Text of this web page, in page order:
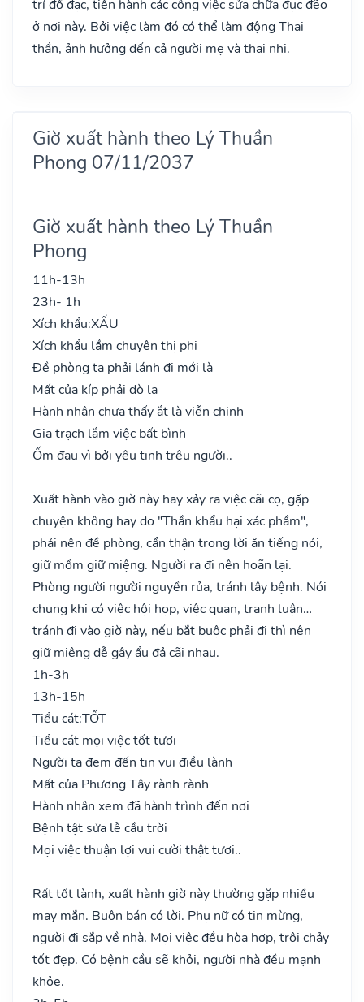
trí đồ đạc, tiến hành các công việc sửa chữa đục đẽo
ở nơi này. Bởi việc làm đó có thể làm động Thai
thần, ảnh hưởng đến cả người mẹ và thai nhi.
Giờ xuất hành theo Lý Thuần
Phong 07/11/2037
Giờ xuất hành theo Lý Thuần
Phong
11h-13h
23h- 1h
Xích khẩu:XẤU
Xích khẩu lắm chuyên thị phi
Đề phòng ta phải lánh đi mới là
Mất của kíp phải dò la
Hành nhân chưa thấy ắt là viễn chinh
Gia trạch lắm việc bất bình
Ốm đau vì bởi yêu tinh trêu người..
Xuất hành vào giờ này hay xảy ra việc cãi cọ, gặp
chuyện không hay do "Thần khẩu hại xác phầm",
phải nên đề phòng, cẩn thận trong lời ăn tiếng nói,
giữ mồm giữ miệng. Người ra đi nên hoãn lại.
Phòng người người nguyền rủa, tránh lây bệnh. Nói
chung khi có việc hội họp, việc quan, tranh luận…
tránh đi vào giờ này, nếu bắt buộc phải đi thì nên
giữ miệng dễ gây ẩu đả cãi nhau.
1h-3h
13h-15h
Tiểu cát:TỐT
Tiểu cát mọi việc tốt tươi
Người ta đem đến tin vui điều lành
Mất của Phương Tây rành rành
Hành nhân xem đã hành trình đến nơi
Bệnh tật sửa lễ cầu trời
Mọi việc thuận lợi vui cười thật tươi..
Rất tốt lành, xuất hành giờ này thường gặp nhiều
may mắn. Buôn bán có lời. Phụ nữ có tin mừng,
người đi sắp về nhà. Mọi việc đều hòa hợp, trôi chảy
tốt đẹp. Có bệnh cầu sẽ khỏi, người nhà đều mạnh
khỏe.